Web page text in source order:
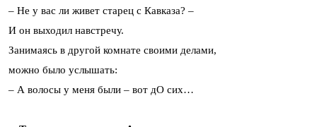
– Не у вас ли живет старец с Кавказа? –
И он выходил навстречу.
Занимаясь в другой комнате своими делами,
можно было услышать:
– А волосы у меня были – вот дО сих…